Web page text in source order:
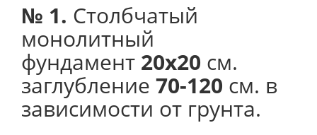
№ 1. Столбчатый
монолитный
фундамент 20х20 см.
заглубление 70-120 см. в
зависимости от грунта.